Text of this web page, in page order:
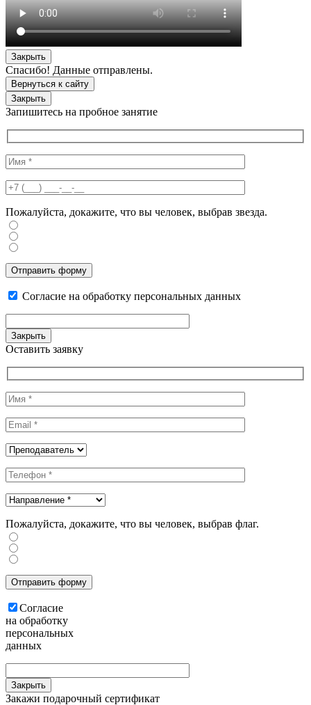
Закрыть
Спасибо! Данные отправлены.
Вернуться к сайту
Закрыть
Запишитесь на пробное занятие
Пожалуйста, докажите, что вы человек, выбрав звезда.
Отправить форму
Согласие на обработку персональных данных
Закрыть
Оставить заявку
Пожалуйста, докажите, что вы человек, выбрав флаг.
Согласие
на обработку
персональных
данных
Закрыть
Закажи подарочный сертификат